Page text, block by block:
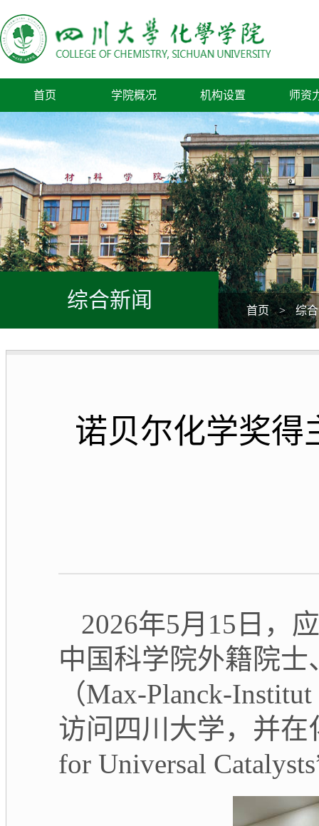
首页 学院概况 机构设置 师资
综合新闻 首页 > 综
诺贝尔化学奖得
2026年5月 15 日，
中国科学院外籍院
（Max-Planck-
访问四川大学，并在
for Universal